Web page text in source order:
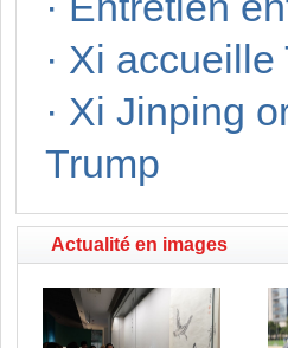
· Xi accueille
· Xi Jinping
Trump